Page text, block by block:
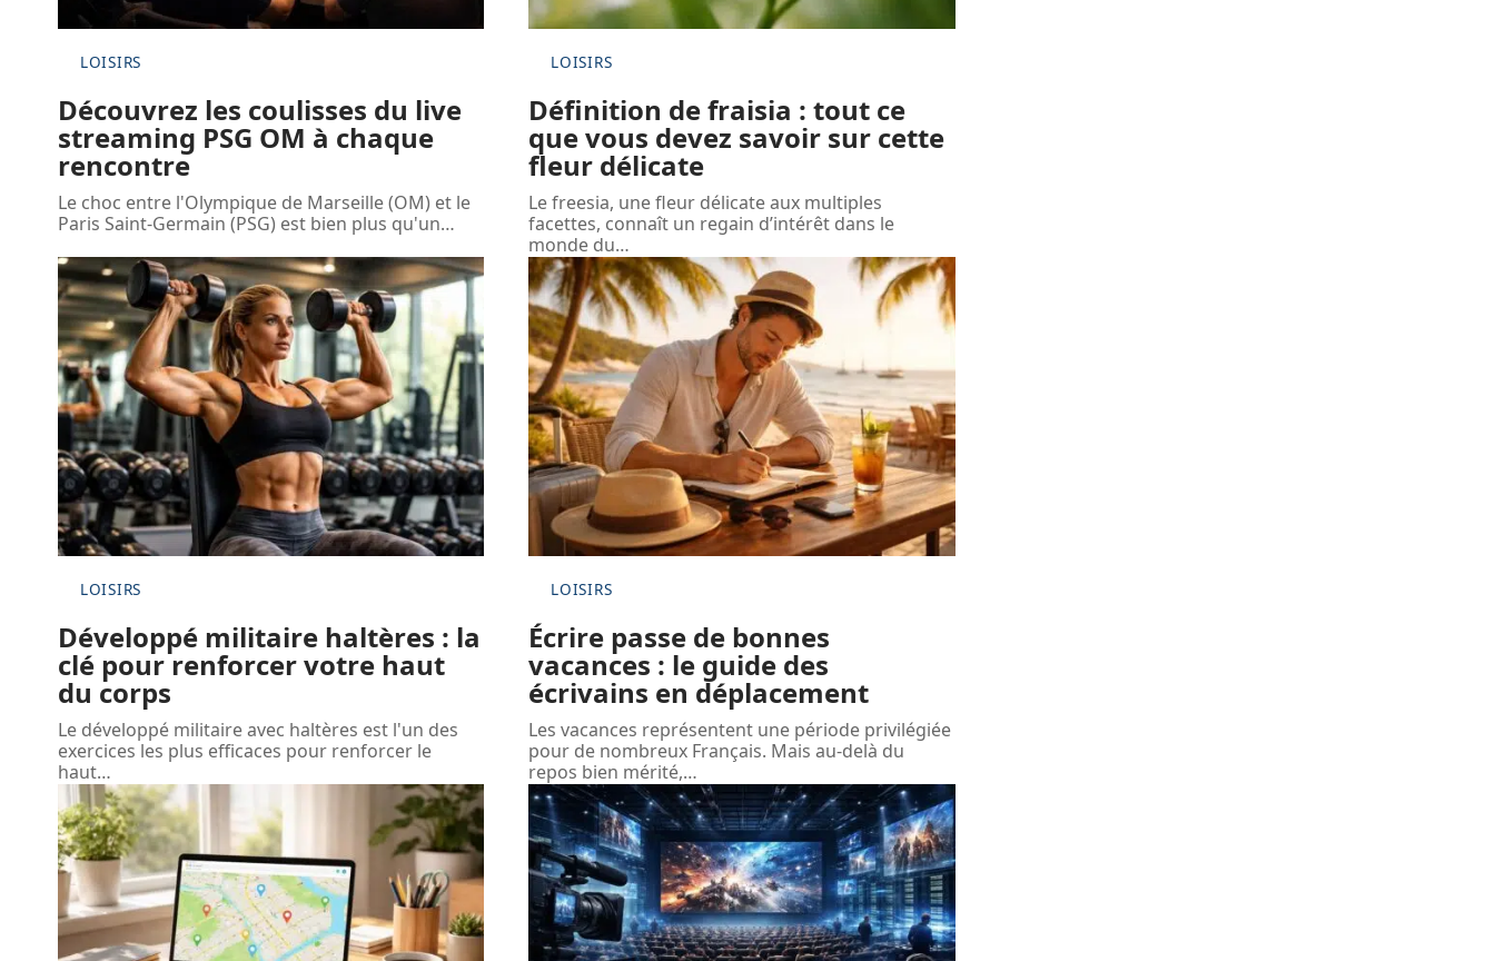
LOISIRS
Découvrez les coulisses du live
streaming PSG OM à chaque
rencontre
Le choc entre l'Olympique de Marseille (OM) et le
Paris Saint-Germain (PSG) est bien plus qu'un…
LOISIRS
Définition de fraisia : tout ce
que vous devez savoir sur cette
fleur délicate
Le freesia, une fleur délicate aux multiples
facettes, connaît un regain d’intérêt dans le
monde du…
LOISIRS
Développé militaire haltères : la
clé pour renforcer votre haut
du corps
Le développé militaire avec haltères est l'un des
exercices les plus efficaces pour renforcer le
haut…
LOISIRS
Écrire passe de bonnes
vacances : le guide des
écrivains en déplacement
Les vacances représentent une période privilégiée
pour de nombreux Français. Mais au-delà du
repos bien mérité,…